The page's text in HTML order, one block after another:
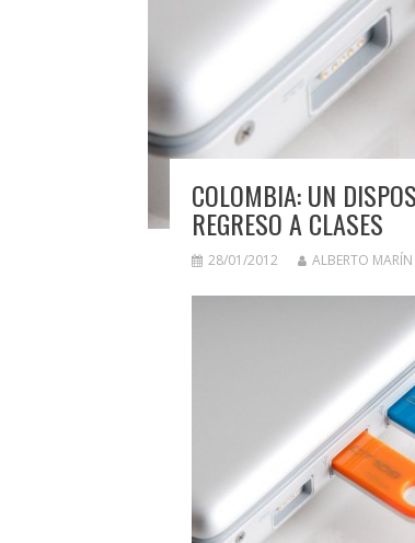
COLOMBIA: UN
REGRESO A CLASES
28/01/2012 ALBERTO